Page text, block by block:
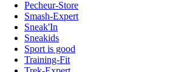
Pecheur-Store
Smash-Expert
Sneak'In
Sneakids
Sport is good
Training-Fit